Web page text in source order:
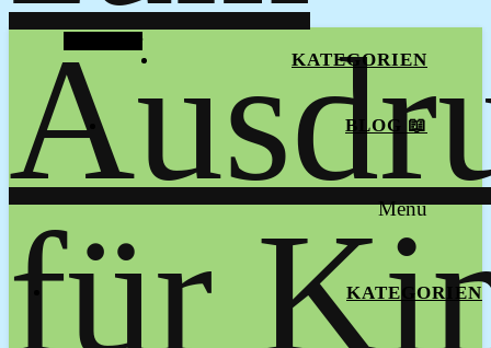
KATEGORIEN
BLOG 📖
Menu
KATEGORIEN